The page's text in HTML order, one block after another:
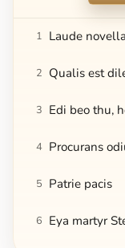
1 Laude
2 Qualis est
3 Edi beo thu,
4 Procurans
5 Patrie pacis
6 Eya martyr